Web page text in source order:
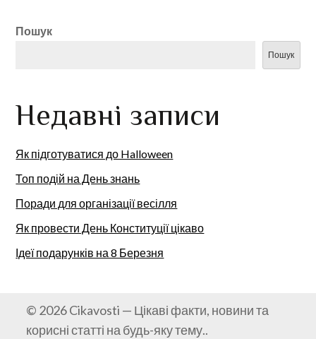
Пошук
Пошук
Недавні записи
Як підготуватися до Halloween
Топ подій на День знань
Поради для організації весілля
Як провести День Конституції цікаво
Ідеї подарунків на 8 Березня
© 2026 Cikavosti — Цікаві факти, новини та
корисні статті на будь-яку тему..